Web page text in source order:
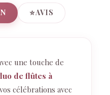
⭐AVIS
une touche de
de flûtes à
célébrations avec